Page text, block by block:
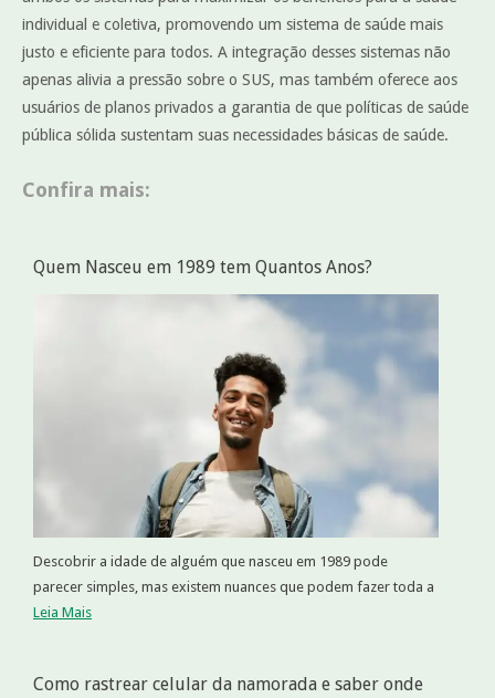
individual e coletiva, promovendo um sistema de saúde mais
justo e eficiente para todos. A integração desses sistemas não
apenas alivia a pressão sobre o SUS, mas também oferece aos
usuários de planos privados a garantia de que políticas de saúde
pública sólida sustentam suas necessidades básicas de saúde.
Confira mais:
Quem Nasceu em 1989 tem Quantos Anos?
Descobrir a idade de alguém que nasceu em 1989 pode
parecer simples, mas existem nuances que podem fazer toda a
Leia Mais
Como rastrear celular da namorada e saber onde